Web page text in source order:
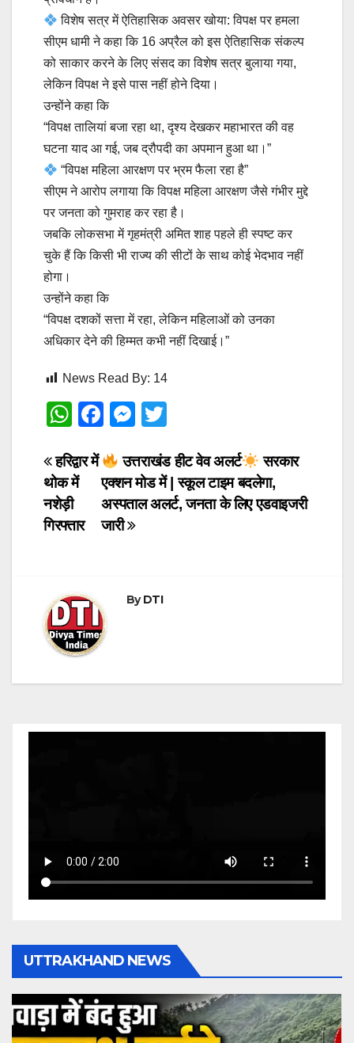
विशेष सत्र में ऐतिहासिक अवसर खोया: विपक्ष पर हमला
सीएम धामी ने कहा कि 16 अप्रैल को इस ऐतिहासिक संकल्प
को साकार करने के लिए संसद का विशेष सत्र बुलाया गया,
लेकिन विपक्ष ने इसे पास नहीं होने दिया।
उन्होंने कहा कि
“विपक्ष तालियां बजा रहा था, दृश्य देखकर महाभारत की वह
घटना याद आ गई, जब द्रौपदी का अपमान हुआ था।”
“विपक्ष महिला आरक्षण पर भ्रम फैला रहा है”
सीएम ने आरोप लगाया कि विपक्ष महिला आरक्षण जैसे गंभीर मुद्दे
पर जनता को गुमराह कर रहा है।
जबकि लोकसभा में गृहमंत्री अमित शाह पहले ही स्पष्ट कर
चुके हैं कि किसी भी राज्य की सीटों के साथ कोई भेदभाव नहीं
होगा।
उन्होंने कहा कि
“विपक्ष दशकों सत्ता में रहा, लेकिन महिलाओं को उनका
अधिकार देने की हिम्मत कभी नहीं दिखाई।”
News Read By: 14
W
at
s
A
p
F
c
e
b
M
ss
e
n
tt
er
Post
navigation
उत्तराखंड हीट वेव अलर्ट
सरकार
एक्शन मोड में | स्कूल टाइम बदलेगा,
अस्पताल अलर्ट, जनता के लिए एडवाइजरी
जारी
हरिद्वार में
थोक में
नशेड़ी
गिरफ्तार
ByDTI
UTTRAKHAND NEWS